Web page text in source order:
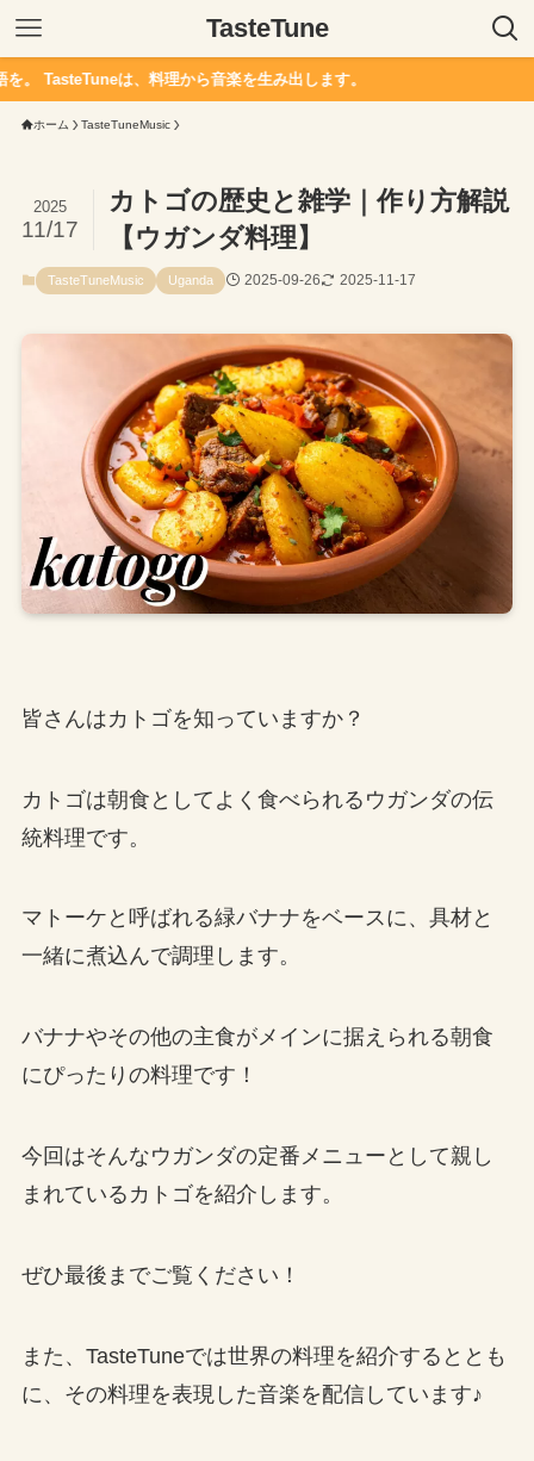
TasteTune
料理から音楽を生み出します。
ホーム TasteTuneMusic
カトゴの歴史と雑学｜作り方解説
【ウガンダ料理】
2025
11/17
TasteTuneMusic Uganda 2025-09-26 2025-11-17
皆さんはカトゴを知っていますか？
カトゴは朝食としてよく食べられるウガンダの伝
統料理です。
マトーケと呼ばれる緑バナナをベースに、具材と
一緒に煮込んで調理します。
バナナやその他の主食がメインに据えられる朝食
にぴったりの料理です！
今回はそんなウガンダの定番メニューとして親し
まれているカトゴを紹介します。
ぜひ最後までご覧ください！
また、TasteTuneでは世界の料理を紹介するととも
に、その料理を表現した音楽を配信しています♪